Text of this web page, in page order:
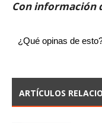
Con información
¿Qué opinas de
ARTÍCULOS